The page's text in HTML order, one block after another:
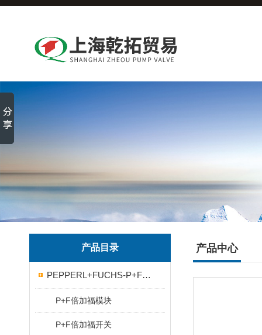
产品目录
PEPPERL+FUCHS-P+F传感器
P+F倍加福模块
P+F倍加福开关
产品中心